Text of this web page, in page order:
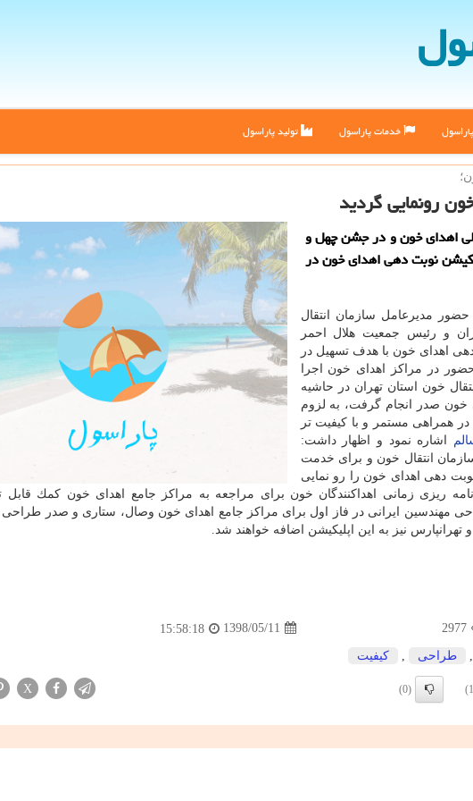
خدمات پاراسول تولید پاراسول
رونمایی گردید
اهدای خون و در جشن چهل و
نوبت دهی اهدای خون در
مدیرعامل سازمان انتقال
و رئیس جمعیت هلال احمر
دهی اهدای خون با هدف تسهیل در
در مراكز اهدای خون اجرا
خون استان تهران در حاشیه
خون صدر انجام گرفت، به لزوم
در همراهی مستمر و با كیفیت تر
اشاره نمود و اظهار داشت:
انتقال خون و برای خدمت
دهی اهدای خون را رو نمایی
ریزی زمانی اهداكنندگان خون برای مراجعه به مراكز جامع اهدای خون كمك قابل
مهندسین ایرانی در فاز اول برای مراكز جامع اهدای خون وصال، ستاری و صدر طراحی
نیز به این اپلیكیشن اضافه خواهند شد.
2977
1398/05/11
15:58:18
طراحی كیفیت
(0)
X